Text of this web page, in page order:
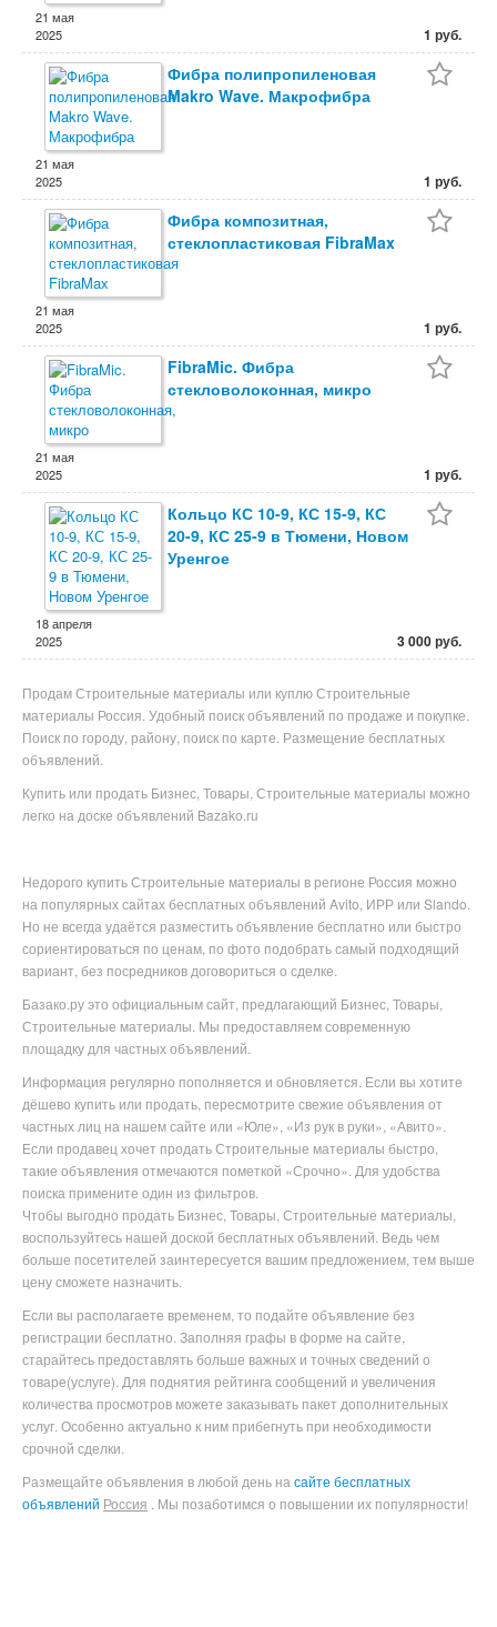
21 мая
2025
1 руб.
Фибра полипропиленовая
Makro Wave. Макрофибра
21 мая
2025
1 руб.
Фибра композитная,
стеклопластиковая FibraMax
21 мая
2025
1 руб.
FibraMic. Фибра
стекловолоконная, микро
21 мая
2025
1 руб.
Кольцо КС 10-9, КС 15-9, КС
20-9, КС 25-9 в Тюмени, Новом
Уренгое
18 апреля
2025
3 000 руб.
Продам Строительные материалы или куплю Строительные
материалы Россия. Удобный поиск объявлений по продаже и покупке.
Поиск по городу, району, поиск по карте. Размещение бесплатных
объявлений.
Купить или продать Бизнес, Товары, Строительные материалы можно
легко на доске объявлений Bazako.ru
Недорого купитьСтроительные материалы в регионе Россия можно
на популярныхсайтах бесплатных объявлений Avito, ИРР или Slando.
Но не всегда удаётся разместить объявление бесплатно или быстро
сориентироваться по ценам, по фото подобрать самый подходящий
вариант, без посредников договориться о сделке.
Базако.ру это официальным сайт, предлагающий Бизнес, Товары,
Строительные материалы. Мы предоставляем современную
площадку для частных объявлений.
Информация регулярно пополняется и обновляется. Если вы хотите
дёшево купить или продать, пересмотрите свежие объявления от
частных лиц на нашем сайте или «Юле», «Из рук в руки», «Авито».
Если продавец хочет продать Строительные материалы быстро,
такие объявления отмечаются пометкой «Срочно». Для удобства
поиска примените один из фильтров.
Чтобы выгодно продать Бизнес, Товары, Строительные материалы
воспользуйтесь нашей доской бесплатных объявлений. Ведь чем
больше посетителей заинтересуется вашим предложением, тем выше
цену сможете назначить.
Если вы располагаете временем, то подайте объявление без
регистрации бесплатно. Заполняя графы в форме на сайте,
старайтесь предоставлять больше важных и точных сведений о
товаре(услуге). Для поднятия рейтинга сообщений и увеличения
количества просмотров можете заказывать пакет дополнительных
услуг. Особенно актуально к ним прибегнуть при необходимости
срочной сделки.
Размещайте объявления в любой день на сайте бесплатных
объявлений Россия . Мы позаботимся о повышении их популярности!